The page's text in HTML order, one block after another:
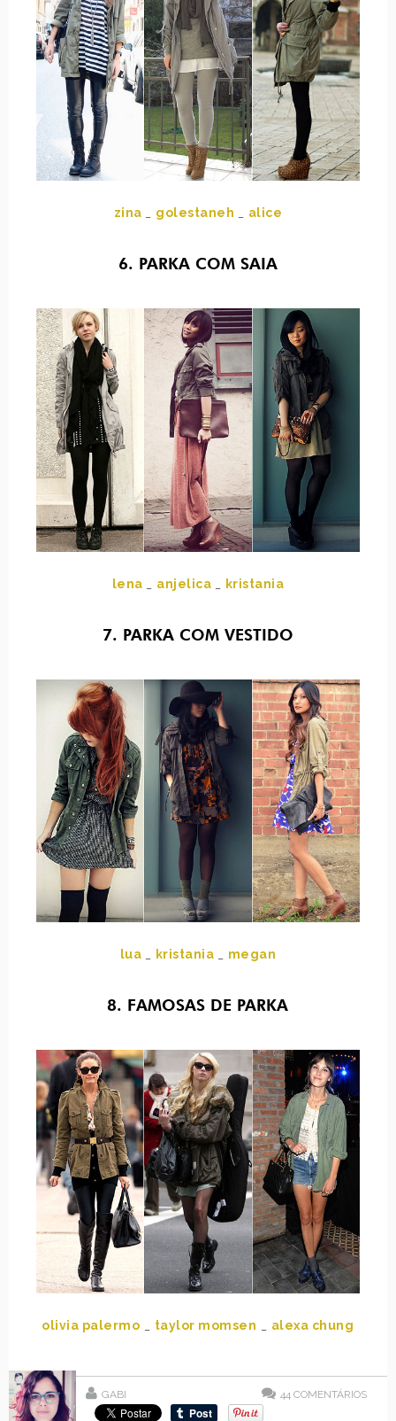
zina golestaneh alice
6. PARKA COM SAIA
lena anjelica kristania
7. PARKA COM VESTIDO
lua kristania megan
8. FAMOSAS DE PARKA
olivia palermo taylor momsen alexa chung
GABI 44 COMENTÁRIOS